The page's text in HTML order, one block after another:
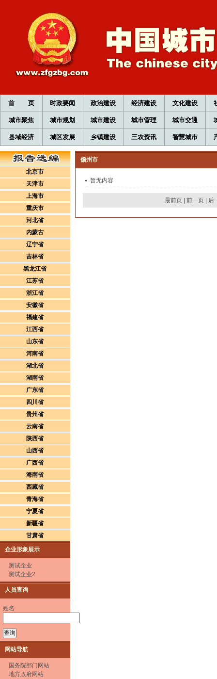
首 页 时政要闻 政治建设 经济建设 文化建设
城市聚焦 城市规划 城市建设 城市管理 城市交通
县域经济 城区发展 乡镇建设 三农资讯 智慧城市
北京市
天津市
上海市
重庆市
河北省
内蒙古
辽宁省
吉林省
黑龙江省
江苏省
浙江省
安徽省
福建省
江西省
山东省
河南省
湖北省
湖南省
广东省
四川省
贵州省
云南省
陕西省
山西省
广西省
海南省
西藏省
青海省
宁夏省
新疆省
甘肃省
企业形象展示
测试企业
测试企业2
人员查询
姓名
网站导航
国务院部门网站
地方政府网站
儋州市
暂无内容
最前页 |前一页 后